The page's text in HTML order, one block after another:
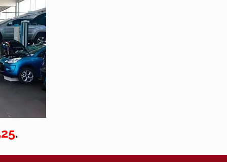
.